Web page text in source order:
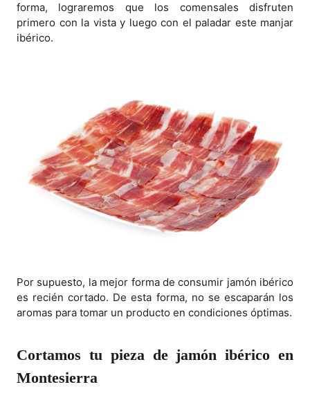
forma, lograremos que los comensales disfruten
primero con la vista y luego con el paladar este manjar
ibérico.
Por supuesto, la mejor forma de consumir jamón ibérico
es recién cortado. De esta forma, no se escaparán los
aromas para tomar un producto en condiciones óptimas.
Cortamos tu pieza de jamón ibérico en
Montesierra